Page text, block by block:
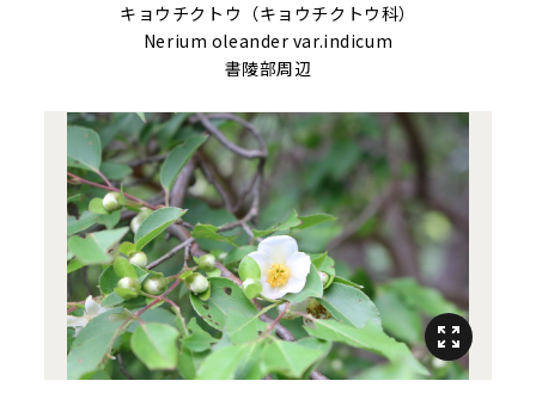
キョウチクトウ（キョウチクトウ科）
Nerium oleander var.indicum
書陵部周辺